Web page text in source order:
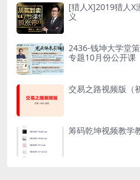
[猎人X]2019猎人X
义
2436-钱坤大学堂
专题10月份公开课
交易之路视频版（
筹码乾坤视频教学